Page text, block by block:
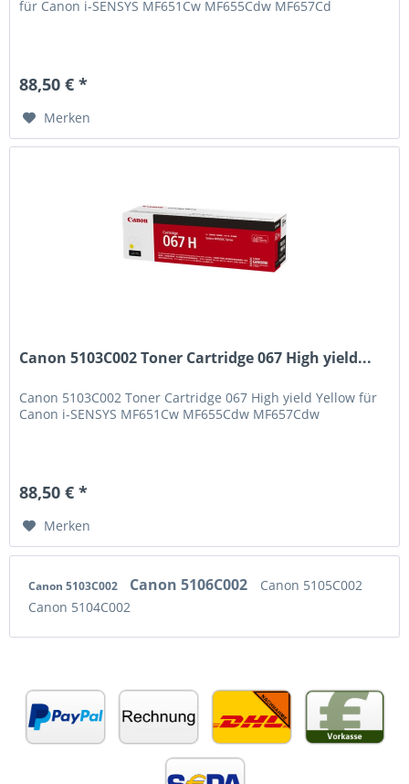
für Canon i-SENSYS MF651Cw MF655Cdw MF657Cd
88,50 € *
Merken
Canon 5103C002 Toner Cartridge 067 High yield...
Canon 5103C002 Toner Cartridge 067 High yield Yellow für
Canon i-SENSYS MF651Cw MF655Cdw MF657Cdw
88,50 € *
Merken
Canon 5103C002 Canon 5106C002
Canon 5105C002
Canon 5104C002